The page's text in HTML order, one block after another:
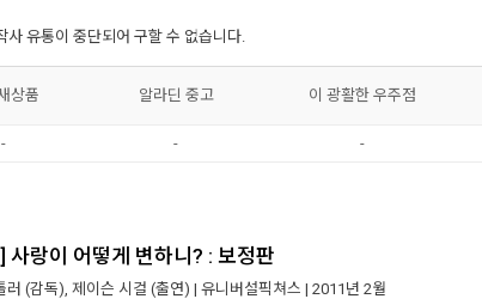
사 유통이 중단되어 구할 수 없습니다.
상품 알라딘 중고 이 광활한 우주점
- - -
사랑이 어떻게 변하니? : 보정판
러 (감독), 제이슨 시걸 (출연) | 유니버설픽쳐스 | 2011년 2월